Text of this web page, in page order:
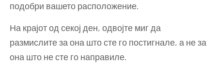
подобри вашето расположение.
На крајот од секој ден, одвојте миг да
размислите за она што сте го постигнале, а не за
она што не сте го направиле.